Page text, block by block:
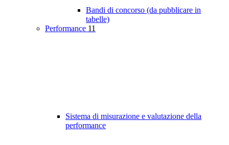
Bandi di concorso (da pubblicare in
tabelle)
Performance 11
Sistema di misurazione e valutazione della
performance